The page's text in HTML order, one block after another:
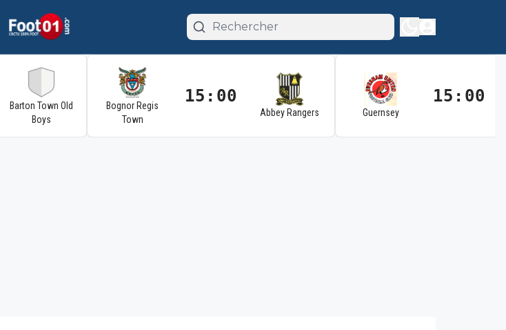
Barton Town Old
Boys
Bognor Regis
Town
15:00
Abbey Rangers Guernsey
15:00